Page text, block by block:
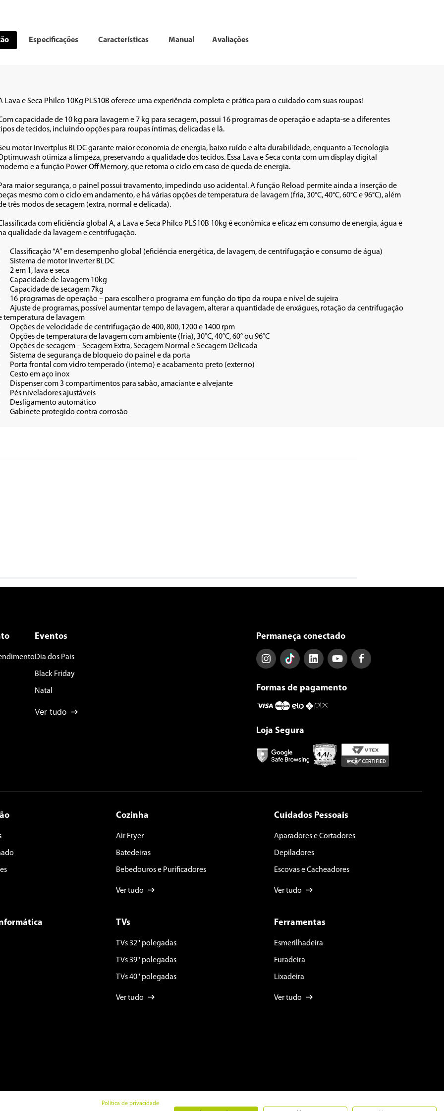
Especificações Características Manual Avaliações
Lava e Seca Philco 10Kg PLS10B oferece uma experiência completa e prática para o cuidado com suas roupas!
capacidade de 10 kg para lavagem e 7 kg para secagem, possui 16 programas de operação e adapta-se a diferentes
de tecidos, incluindo opções para roupas íntimas, delicadas e lã.
motor Invertplus BLDC garante maior economia de energia, baixo ruído e alta durabilidade, enquanto a Tecnologia
otimiza a limpeza, preservando a qualidade dos tecidos. Essa Lava e Seca conta com um display digital
e a função Power Off Memory, que retoma o ciclo em caso de queda de energia.
maior segurança, o painel possui travamento, impedindo uso acidental. A função Reload permite ainda a inserção de
mesmo com o ciclo em andamento, e há várias opções de temperatura de lavagem (fria, 30°C, 40°C, 60°C e 96°C), além
três modos de secagem (extra, normal e delicada).
com eficiência global A, a Lava e Seca Philco PLS10B 10kg é econômica e eficaz em consumo de energia, água e
qualidade da lavagem e centrifugação.
temperatura de lavagem
•	Gabinete protegido contra corrosão
Eventos
Dia dos Pais
Black Friday
Natal
Ver tudo
Permaneça conectado
Formas de pagamento
Loja Segura
Cozinha
Air Fryer
Batedeiras
Bebedouros e Purificadores
Ver tudo
Cuidados Pessoais
Aparadores e Cortadores
Depiladores
Escovas e Cacheadores
Ver tudo
TVs
TVs 32'' polegadas
TVs 39'' polegadas
TVs 40'' polegadas
Ver tudo
Ferramentas
Esmerilhadeira
Furadeira
Lixadeira
Ver tudo
Política de privacidade